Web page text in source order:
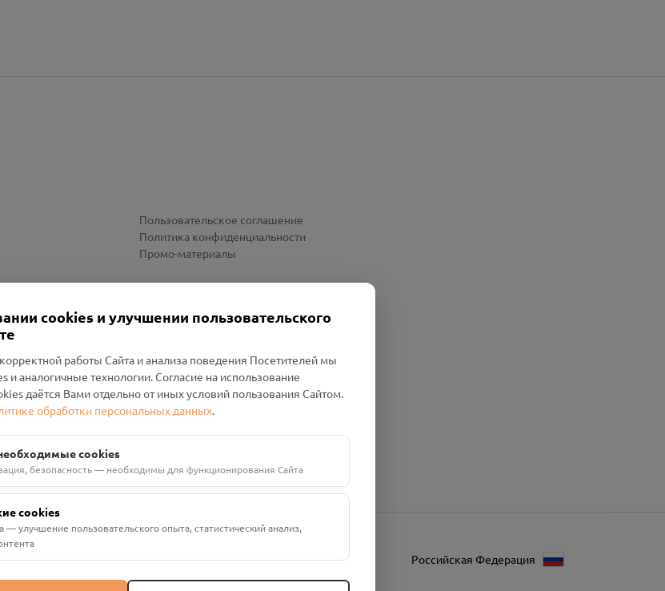
Пользовательское соглашение
Политика конфиденциальности
Промо-материалы
Помним»
г. Рудня, улица Западная, д. 26А, пом. 18
Российская Федерация
cookies и улучшении пользовательского
работы Сайта и анализа поведения Посетителей мы
и аналогичные технологии. Согласие на использование
даётся Вами отдельно от иных условий пользования Сайтом.
обработки персональных данных.
cookies
безопасность — необходимы для функционирования Сайта
cookies
— улучшение пользовательского опыта, статистический анализ,